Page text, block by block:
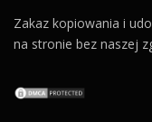
Zakaz kopiowania i
na stronie bez naszej